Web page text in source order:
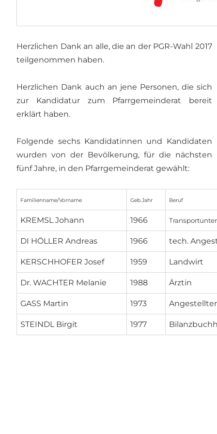
Herzlichen Dank an alle, die an der PGR-Wahl 2017
teilgenommen haben.
Herzlichen Dank auch an jene Personen, die sich
zur Kandidatur zum Pfarrgemeinderat bereit
erklärt haben.
Folgende sechs Kandidatinnen und Kandidaten
wurden von der Bevölkerung, für die nächsten
fünf Jahre, in den Pfarrgemeinderat gewählt:
Familienname/Vorname Geb.Jahr Beruf
KREMSL Johann 1966
DI HÖLLER Andreas 1966 tech.
KERSCHHOFER Josef 1959 Landwirt
Dr. WACHTER Melanie 1988 Ärztin
GASS Martin 1973 Angestellter
STEINDL Birgit 1977